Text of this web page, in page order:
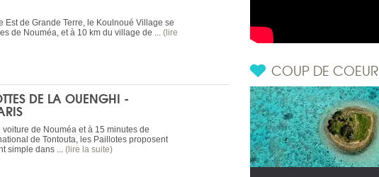
Est de Grande Terre, le Koulnoué Village se
de Nouméa, et à 10 km du village de ... (lire
DE LA OUENGHI -
voiture de Nouméa et à 15 minutes de
de Tontouta, les Paillotes proposent
simple dans ... (lire la suite)
COUP DE COEUR